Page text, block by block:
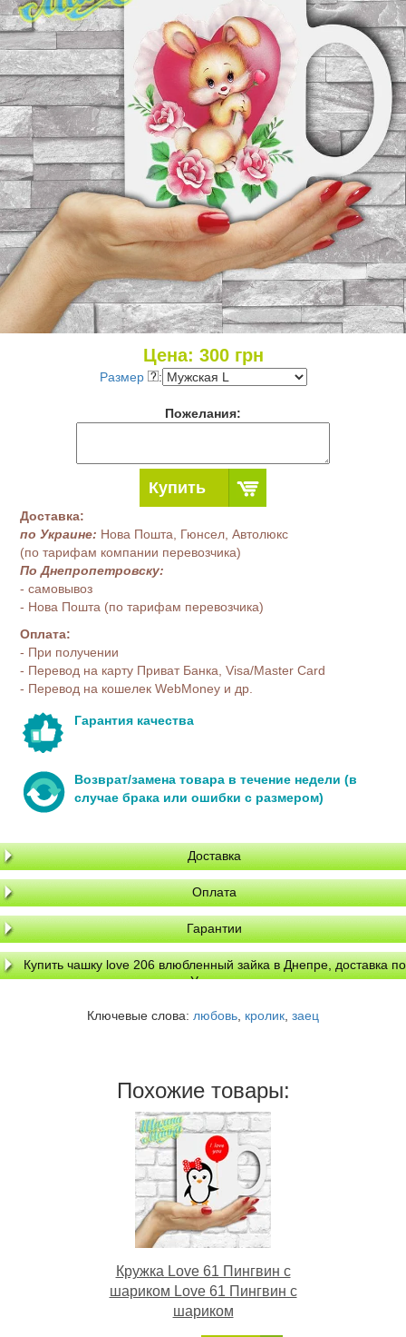
Цена: 300грн
Размер :
Пожелания:
Купить
Доставка:
по Украине: Нова Пошта, Гюнсел, Автолюкс
(по тарифам компании перевозчика)
По Днепропетровску:
- самовывоз
- Нова Пошта (по тарифам перевозчика)
Оплата:
- При получении
- Перевод на карту Приват Банка, Visa/Master Card
- Перевод на кошелек WebMoney и др.
Гарантия качества
Возврат/замена товара в течение недели (в
случае брака или ошибки с размером)
Доставка
Оплата
Гарантии
Купить чашку love 206 влюбленный зайка в Днепре, доставка по
Украине
Ключевые слова: любовь кролик заец
Похожие товары:
Кружка Love 61 Пингвин с
шариком Love 61 Пингвин с
шариком